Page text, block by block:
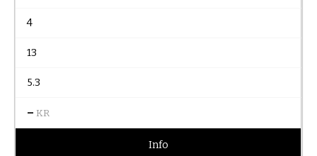
4
13
5.3
– KR
Info